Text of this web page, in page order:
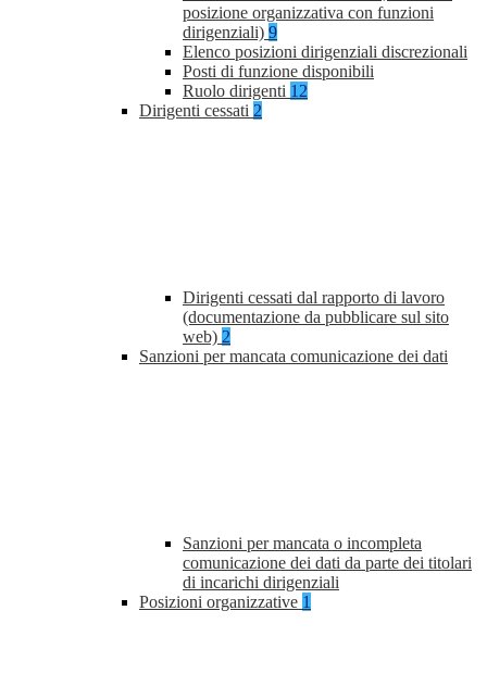
posizione organizzativa con funzioni
dirigenziali) 9
Elenco posizioni dirigenziali discrezionali
Posti di funzione disponibili
Ruolo dirigenti 12
Dirigenti cessati 2
Dirigenti cessati dal rapporto di lavoro
(documentazione da pubblicare sul sito
web) 2
Sanzioni per mancata comunicazione dei dati
Sanzioni per mancata o incompleta
comunicazione dei dati da parte dei titolari
di incarichi dirigenziali
Posizioni organizzative 1